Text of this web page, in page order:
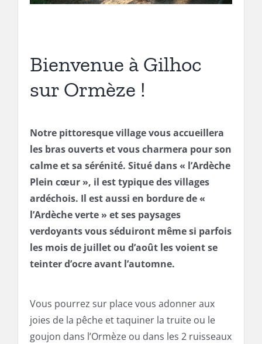
Bienvenue à Gilhoc
sur Ormèze !
Notre pittoresque village vous accueillera
les bras ouverts et vous charmera pour son
calme et sa sérénité. Situé dans « l’Ardèche
Plein cœur », il est typique des villages
ardéchois. Il est aussi en bordure de «
l’Ardèche verte » et ses paysages
verdoyants vous séduiront même si parfois
les mois de juillet ou d’août les voient se
teinter d’ocre avant l’automne.
Vous pourrez sur place vous adonner aux
joies de la pêche et taquiner la truite ou le
goujon dans l’Ormèze ou dans les 2 ruisseaux